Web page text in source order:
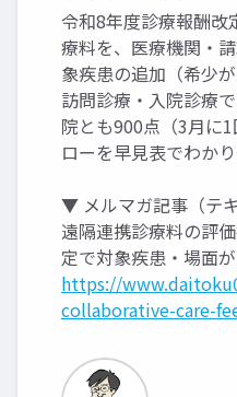
令和8年度診療報酬改
療料を、医療機関・
象疾患の追加（希少
訪問診療・入院診療
院とも900点（3月に
ローを早見表でわか
▼ メルマガ記事（テ
遠隔連携診療料の評
定で対象疾患・場面
https://
collaborative-care-